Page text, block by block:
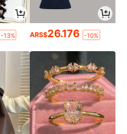
-13% ARS$26.176 -10%